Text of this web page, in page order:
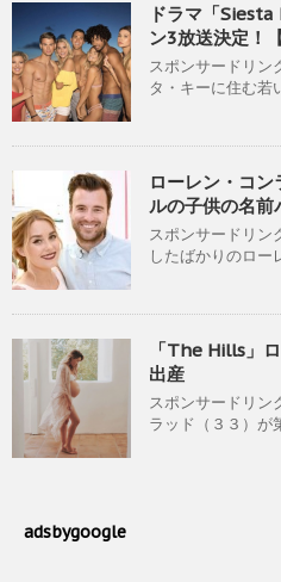
ドラマ「
ン3放送決定！
スポンサードリン
タ・キーに住む若
ローレン・コ
ルの子供の名前
スポンサードリン
したばかりのロー
「The Hills」
出産
スポンサードリ
ラッド（３３）が
adsbygoogle